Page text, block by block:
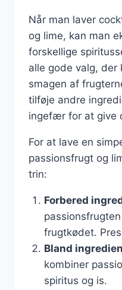
Når man laver
og lime, kan man
forskellige
alle gode valg, der
smagen af
tilføje andre
ingefær for at give
For at lave en
passionsfrugt og
trin:
Forbered
frugtkødet.
Bland
kombiner
spiritus og is.